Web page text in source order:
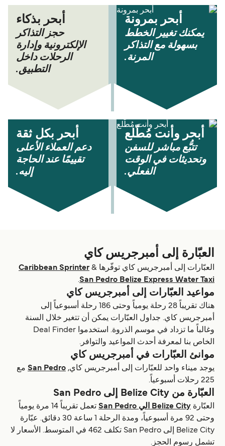
أبحر بمرونة
يمكنك تغيير الخطط
بسهولة مع التذاكر
المرنة.
أبحر بذكاء
حجز التذاكر
الإلكترونية وإدارة
الرحلات داخل
التطبيق.
أبحر وأنت مُطّلع
تتبُّع مباشر للسفن
وتحديثات في الوقت
الفعلي.
أبحر بكل ثقة
دعم العملاء الأعلى
تقييمًا عند الحاجة
إليه.
العبّارة إلى أمبرجريس كاي
العبّارات إلى أمبرجريس كاي توفّرها Caribbean Sprinter &
San Pedro Belize Express Water Taxi
.
مواعيد العبّارات إلى أمبرجريس كاي
هناك تقريباً 28 رحلة يومياً وحتى 186 رحلة أسبوعياً إلى
أمبرجريس كاي. جداول العبّارات يمكن أن تتغير خلال السنة
وغالباً ما تزداد في موسم الذروة. استخدموا Deal Finder
الخاص بنا لمعرفة أحدث المواعيد والتوافر.
موانئ العبّارات في أمبرجريس كاي
يوجد ميناء واحد للعبّارات إلى أمبرجريس كاي,San Pedroمع
225 رحلات أسبوعياً.
العبّارة من Belize City إلى San Pedro
العبّارة Belize City الي San Pedro
تعمل تقريباً 14 مرة يومياً
وحتى 92 مرة أسبوعياً، ومدة الرحلة 1 ساعة 30 دقائق. عبّارة
Belize City إلى San Pedro تكلف 462 في المتوسط. الأسعار لا
تشمل رسوم الحجز.